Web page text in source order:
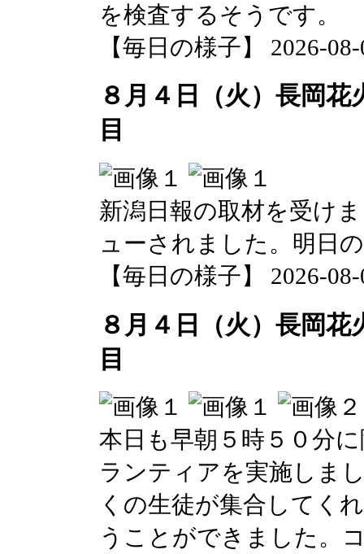
を検査するそうです。
【毎日の様子】 2026-
８月４日（火）長岡
目
新潟日報の取材を受け
ューされました。明日
【毎日の様子】 2026-
８月４日（火）長岡
目
本日も早朝５時５０分
ランティアを実施しま
くの生徒が集合してく
うことができました。